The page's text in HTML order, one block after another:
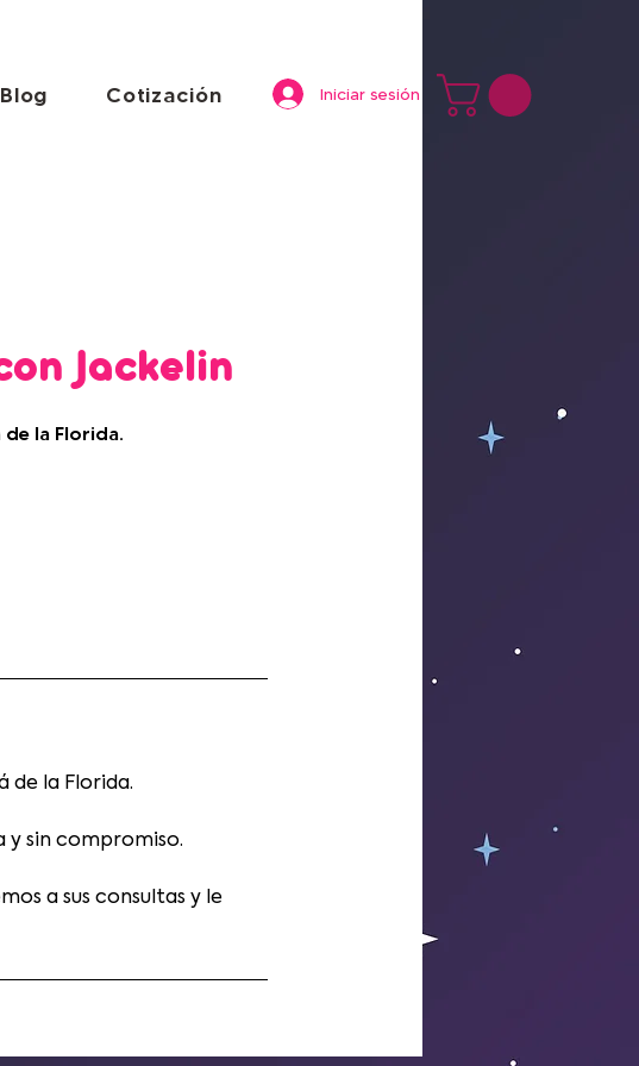
Blog Cotización Iniciar sesión
Jackelin
de la Florida.
de la Florida.
y sin compromiso.
a sus consultas y le